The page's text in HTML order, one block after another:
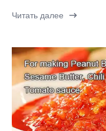
Читать далее